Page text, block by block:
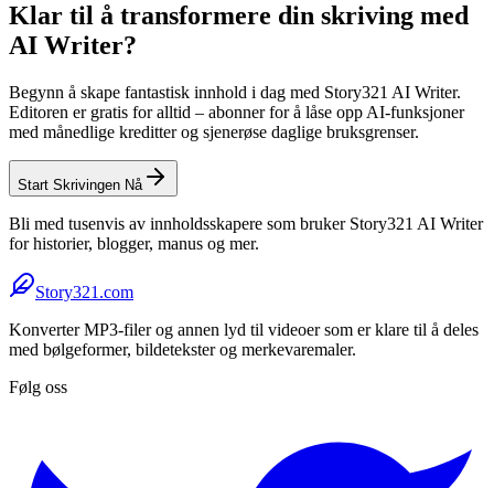
Klar til å transformere din skriving med
AI Writer?
Begynn å skape fantastisk innhold i dag med Story321 AI Writer.
Editoren er gratis for alltid – abonner for å låse opp AI-funksjoner
med månedlige kreditter og sjenerøse daglige bruksgrenser.
Start Skrivingen Nå
Bli med tusenvis av innholdsskapere som bruker Story321 AI Writer
for historier, blogger, manus og mer.
Story321.com
Konverter MP3-filer og annen lyd til videoer som er klare til å deles
med bølgeformer, bildetekster og merkevaremaler.
Følg oss